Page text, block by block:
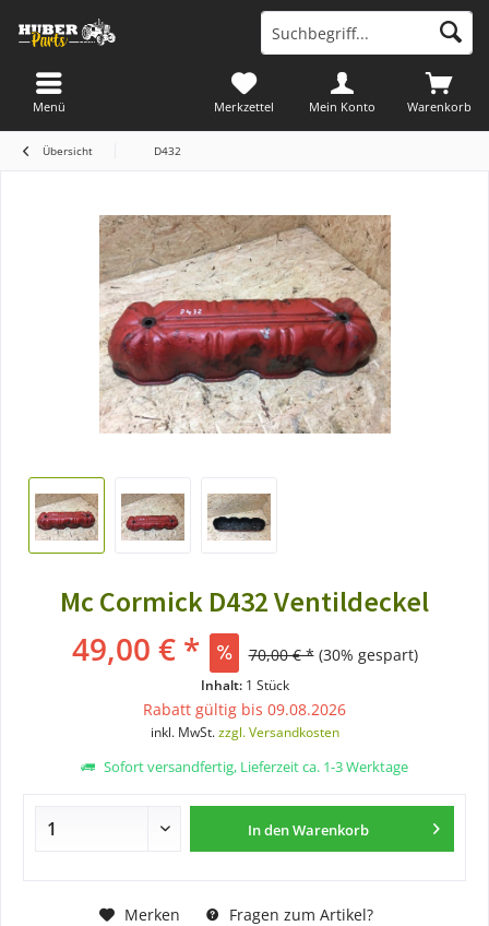
Warenkorb
Merkzettel Mein Konto
Menü
Übersicht D432
Mc Cormick D432 Ventildeckel
49,00 € * 70,00 € * (30% gespart)
Inhalt: 1 Stück
Rabatt gültig bis 09.08.2026
inkl. MwSt.zzgl. Versandkosten
Sofort versandfertig, Lieferzeit ca. 1-3 Werktage
In denWarenkorb
Merken Fragen zum Artikel?